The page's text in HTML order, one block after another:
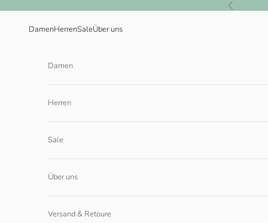
Zurück
DamenHerrenSaleÜber uns
Damen
Herren
Sale
Über uns
Versand & Retoure